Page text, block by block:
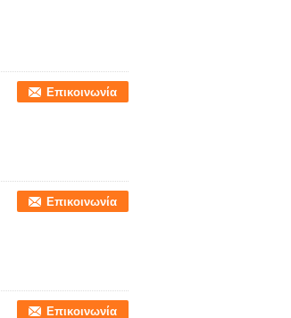
Επικοινωνία
Επικοινωνία
Επικοινωνία